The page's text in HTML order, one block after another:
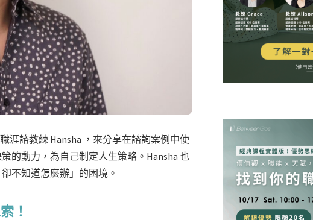
涯諮教練 Hansha ，來分享在諮詢案例中使
的動力，為自己制定人生策略。Hansha 也
不知道怎麼辦」的困境。
！